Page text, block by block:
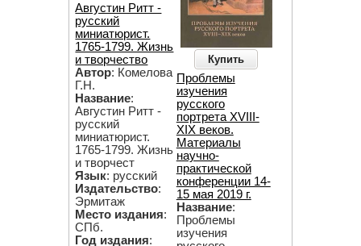
Августин Ритт -
русский
миниатюрист.
1765-1799. Жизнь
и творчество
Автор: Комелова
Г.Н.
Название:
Августин Ритт -
русский
миниатюрист.
1765-1799. Жизнь
и творчест
Язык: русский
Издательство:
Эрмитаж
Место издания:
СПб.
Год издания:
Купить
Проблемы
изучения
русского
портрета XVIII-
XIX веков.
Материалы
научно-
практической
конференции 14-
15 мая 2019 г.
Название:
Проблемы
изучения